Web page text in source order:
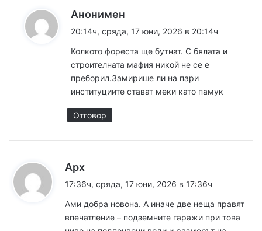
Анонимен
а
20:14ч, сряда, 17 юни, 2026 в 20:14ч
Колкото фореста ще бутнат. С бялата и
строителната мафия никой не се е
преборил.Замирише ли на пари
институциите стават меки като памук
Отговор
Арх
а
а
:
17:36ч, сряда, 17 юни, 2026 в 17:36ч
Ами добра новона. А иначе две неща правят
впечатление – подземните гаражи при това